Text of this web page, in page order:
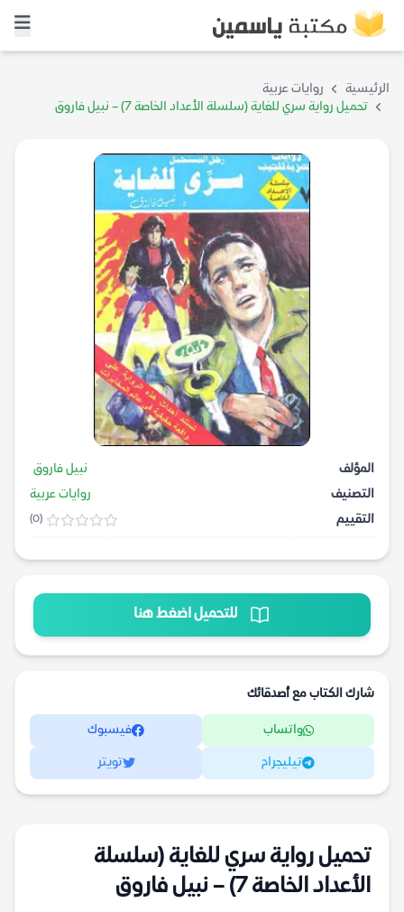
الرئيسية
روايات عربية
تحميل رواية سري للغاية (سلسلة الأعداد الخاصة 7) – نبيل فاروق
المؤلف
نبيل فاروق
التصنيف
روايات عربية
التقييم
(0)
للتحميل اضغط هنا
شارك الكتاب مع أصدقائك
واتساب فيسبوك
تيليجرام تويتر
تحميل رواية سري للغاية (سلسلة
الأعداد الخاصة 7) – نبيل فاروق